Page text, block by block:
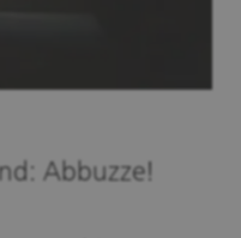
Abbuzze!